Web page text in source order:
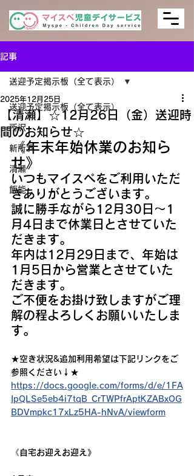
記事
送迎予定掲示板（全て表示）
所沢
新所沢
清瀬
飯能
送迎予定掲示板（全て表示）
【清瀬】☆12月26日（金）送迎時
間のお知らせ☆
2025年12月25日
《年末年始休業のお知ら
せ》
いつもマイスぺをご利用いただ
きありがとうございます。
誠に勝手ながら12月30日～1
月4日まで休業日とさせていた
だきます。
年内は12月29日まで、年始は
1月5日から営業とさせていた
だきます。
ご不便をお掛け致しますがご理
解の程よろしくお願いいたしま
す。
★空き状況&追加利用希望は下記リンクをご
参照ください↓★
https://docs.google.com/forms/d/e/1FA
IpQLSe5eb4i7tqB_CrTWPfrAptKZABxOG
BDVmpkc17xLz5HA-hNvA/viewform
《自宅お迎えお迎え》